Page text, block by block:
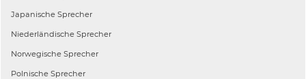
Japanische Sprecher
Niederländische Sprecher
Norwegische Sprecher
Polnische Sprecher